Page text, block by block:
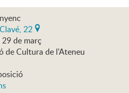
22
de març
de Cultura de l'Ateneu